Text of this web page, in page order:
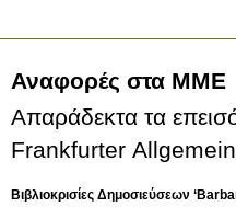
Αναφορές στα ΜΜΕ
Απαράδεκτα τα
Frankfurter
Βιβλιοκρισίες Δημοσιεύσεων